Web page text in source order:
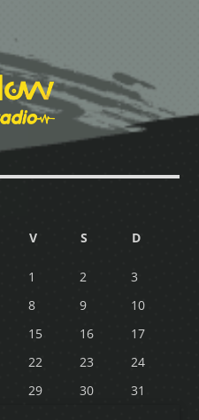
V S D
1 2
3
8 9
10
15 16
17
22 23
24
29 30 31